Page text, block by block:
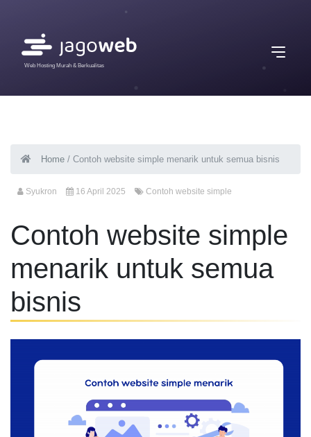
Web Hosting Murah & Berkualitas
Home / Contoh website simple menarik untuk semua bisnis
Syukron 16 April 2025 Contoh website simple
Contoh website simple
menarik untuk semua
bisnis